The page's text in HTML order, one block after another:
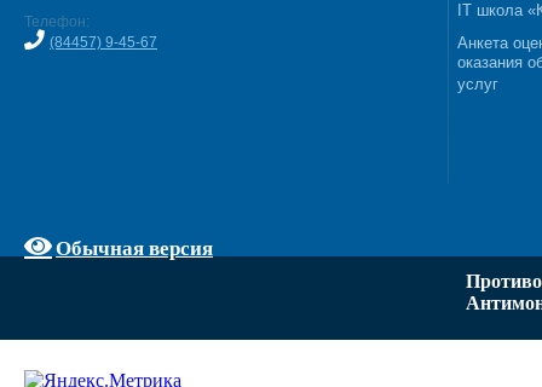
Телефон:
(84457) 9-45-67
Обычная версия
IT школа
Анкета
оказания
услуг